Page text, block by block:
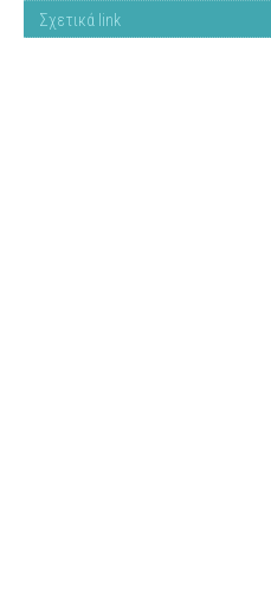
Σχετικά link